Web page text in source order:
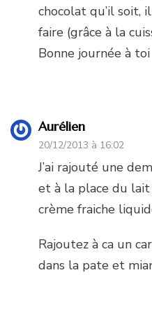
chocolat qu’il soit,
faire (grâce à la
Bonne journée à toi
Aurélien
20/12/2013 à 16:02
J’ai rajouté une
et à la place du lait
crème fraiche
Rajoutez à ca un
dans la pate et